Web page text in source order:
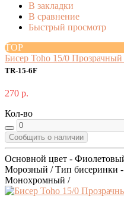
В закладки
В сравнение
Быстрый просмотр
TOP
Бисер Toho 15/0
TR-15-6F
270 р.
Кол-во
Сообщить о наличии
Основной цвет -
Морозный / Тип бисеринки
Монохромный /